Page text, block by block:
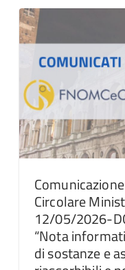
Circolare
12/05/2026-
“Nota
di sostanze e